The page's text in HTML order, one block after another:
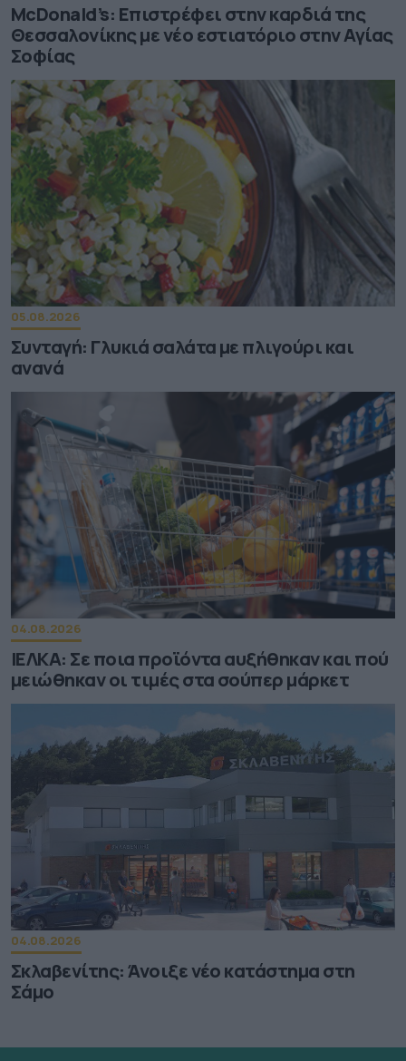
McDonald’s: Επιστρέφει στην καρδιά της
Θεσσαλονίκης με νέο εστιατόριο στην Αγίας
Σοφίας
05.08.2026
Συνταγή: Γλυκιά σαλάτα με πλιγούρι και
ανανά
04.08.2026
ΙΕΛΚΑ: Σε ποια προϊόντα αυξήθηκαν και πού
μειώθηκαν οι τιμές στα σούπερ μάρκετ
04.08.2026
Σκλαβενίτης: Άνοιξε νέο κατάστημα στη
Σάμο